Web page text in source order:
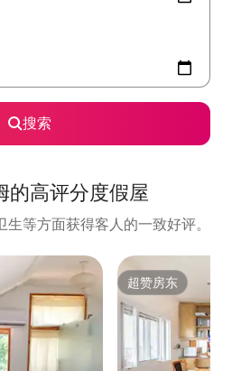
搜索
的高评分度假屋
等方面获得客人的一致好评。
超赞房东
超赞房东